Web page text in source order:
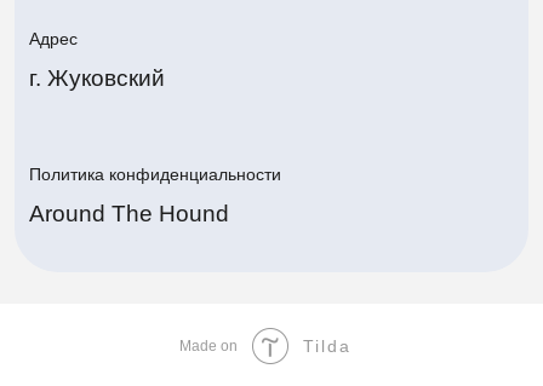
Made on Tilda